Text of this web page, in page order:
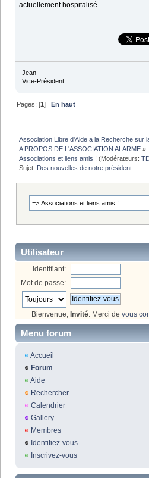
actuellement hospitalisé.
Jean
Vice-Président
Pages: [1]En haut
Association Libre d'Aide a la Recherche sur
A PROPOS DE L'ASSOCIATION ALARME »
Associations et liens amis ! (Modérateurs:
Sujet: Des nouvelles de notre président
Utilisateur
Identifiant:
Mot de passe:
Bienvenue, Invité . Merci de vous
Menu forum
Accueil
Forum
Aide
Rechercher
Calendrier
Gallery
Membres
Identifiez-vous
Inscrivez-vous